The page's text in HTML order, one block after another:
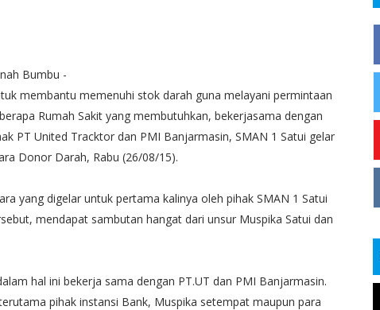
Bumbu -
membantu memenuhi stok darah guna melayani permintaan
Rumah Sakit yang membutuhkan, bekerjasama dengan
PT United Tracktor dan PMI Banjarmasin, SMAN 1 Satui gelar
Donor Darah, Rabu (26/08/15).
yang digelar untuk pertama kalinya oleh pihak SMAN 1 Satui
mendapat sambutan hangat dari unsur Muspika Satui dan
hal ini bekerja sama dengan PT.UT dan PMI Banjarmasin.
pihak instansi Bank, Muspika setempat maupun para